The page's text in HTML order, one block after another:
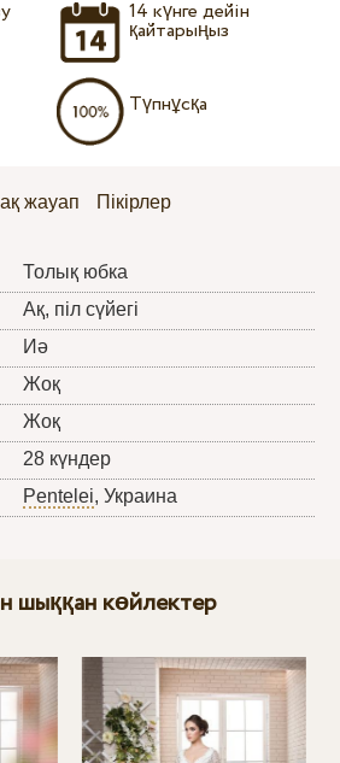
14 күнге дейін
қайтарыңыз
Түпнұсқа
жауап Пікірлер
Толық юбка
Ақ, піл сүйегі
Иә
Жоқ
Жоқ
28 күндер
Pentelei, Украина
шыққан көйлектер